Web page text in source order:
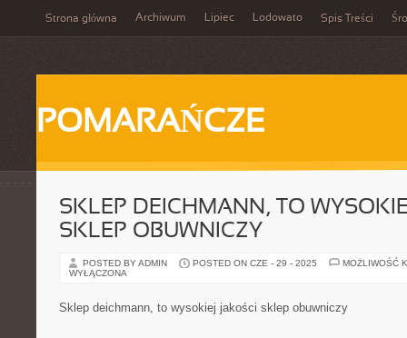
Strona główna Archiwum Lipiec Lodowato Spis Treści
POMARAŃCZE
SKLEP DEICHMANN, TO
SKLEP OBUWNICZY
POSTED BY ADMIN POSTED ON CZE - 29 - 2025
MOŻLIWOŚĆ
WYŁĄCZONA
Sklep deichmann, to wysokiej jakości sklep obuwniczy